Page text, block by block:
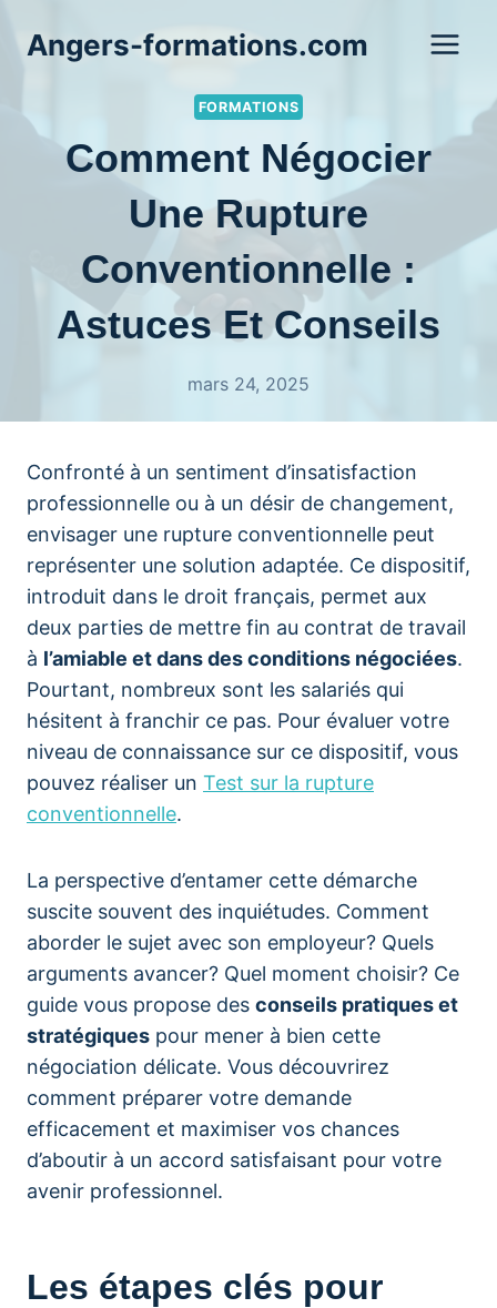
Angers-formations.com
FORMATIONS
Comment Négocier
Une Rupture
Conventionnelle :
Astuces Et Conseils
mars 24, 2025
Confronté à un sentiment d’insatisfaction
professionnelle ou à un désir de changement,
envisager une rupture conventionnelle peut
représenter une solution adaptée. Ce dispositif,
introduit dans le droit français, permet aux
deux parties de mettre fin au contrat de travail
à l’amiable et dans des conditions négociées.
Pourtant, nombreux sont les salariés qui
hésitent à franchir ce pas. Pour évaluer votre
niveau de connaissance sur ce dispositif, vous
pouvez réaliser un Test sur la rupture
conventionnelle.
La perspective d’entamer cette démarche
suscite souvent des inquiétudes. Comment
aborder le sujet avec son employeur? Quels
arguments avancer? Quel moment choisir? Ce
guide vous propose des conseils pratiques et
stratégiques pour mener à bien cette
négociation délicate. Vous découvrirez
comment préparer votre demande
efficacement et maximiser vos chances
d’aboutir à un accord satisfaisant pour votre
avenir professionnel.
Les étapes clés pour